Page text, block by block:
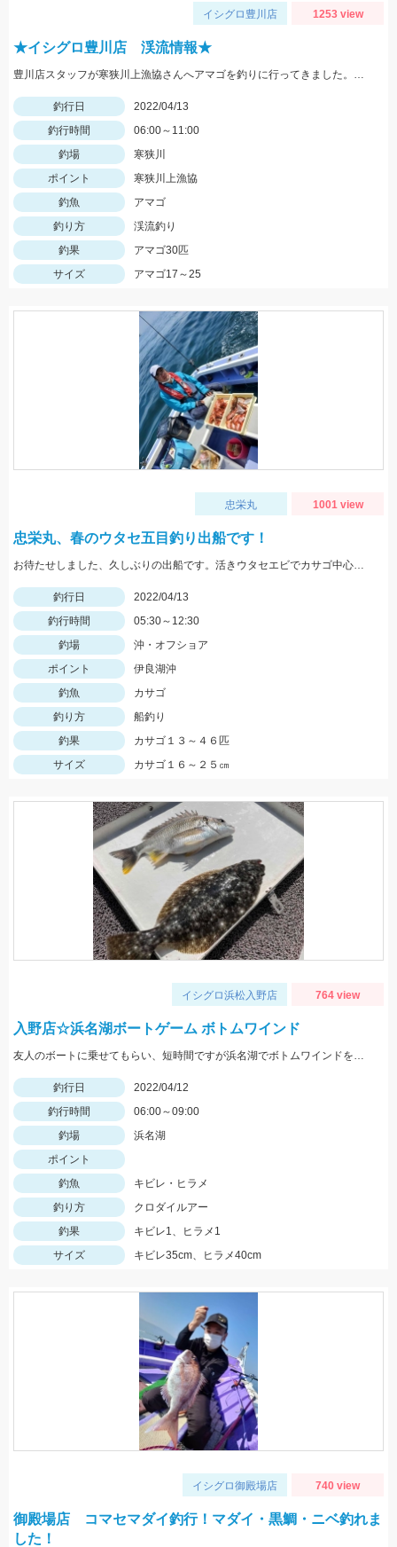
イシグロ豊川店 1253 view
★イシグロ豊川店 渓流情報★
豊川店スタッフが寒狭川上漁協さんへアマゴを釣りに行ってきました。タイミング良く釣れ３０匹の釣果でした！
釣行日
2022/04/13
釣行時間
06:00～11:00
釣場
寒狭川
ポイント
寒狭川上漁協
釣魚
アマゴ
釣り方
渓流釣り
釣果
アマゴ30匹
サイズ
アマゴ17～25
忠栄丸 1001 view
忠栄丸、春のウタセ五目釣り出船です！
お待たせしました、久しぶりの出船です。活きウタセエビでカサゴ中心でしたが当たり頻ぱんで楽しめましたよ。
釣行日
2022/04/13
釣行時間
05:30～12:30
釣場
沖・オフショア
ポイント
伊良湖沖
釣魚
カサゴ
釣り方
船釣り
釣果
カサゴ１３～４６匹
サイズ
カサゴ１６～２５㎝
イシグロ浜松入野店 764 view
入野店☆浜名湖ボートゲーム ボトムワインド
友人のボートに乗せてもらい、短時間ですが浜名湖でボトムワインドをしてきました。互いに1匹ずつキャッチできました。浜名湖のボートゲームもそろそろ開幕ですね。 ルアー ZZhead 3/8oz+マナティー75 ハゼカラー
釣行日
2022/04/12
釣行時間
06:00～09:00
釣場
浜名湖
ポイント
釣魚
キビレ・ヒラメ
釣り方
クロダイルアー
釣果
キビレ1、ヒラメ1
サイズ
キビレ35cm、ヒラメ40cm
イシグロ御殿場店 740 view
御殿場店 コマセマダイ釣行！マダイ・黒鯛・ニベ釣れま
した！